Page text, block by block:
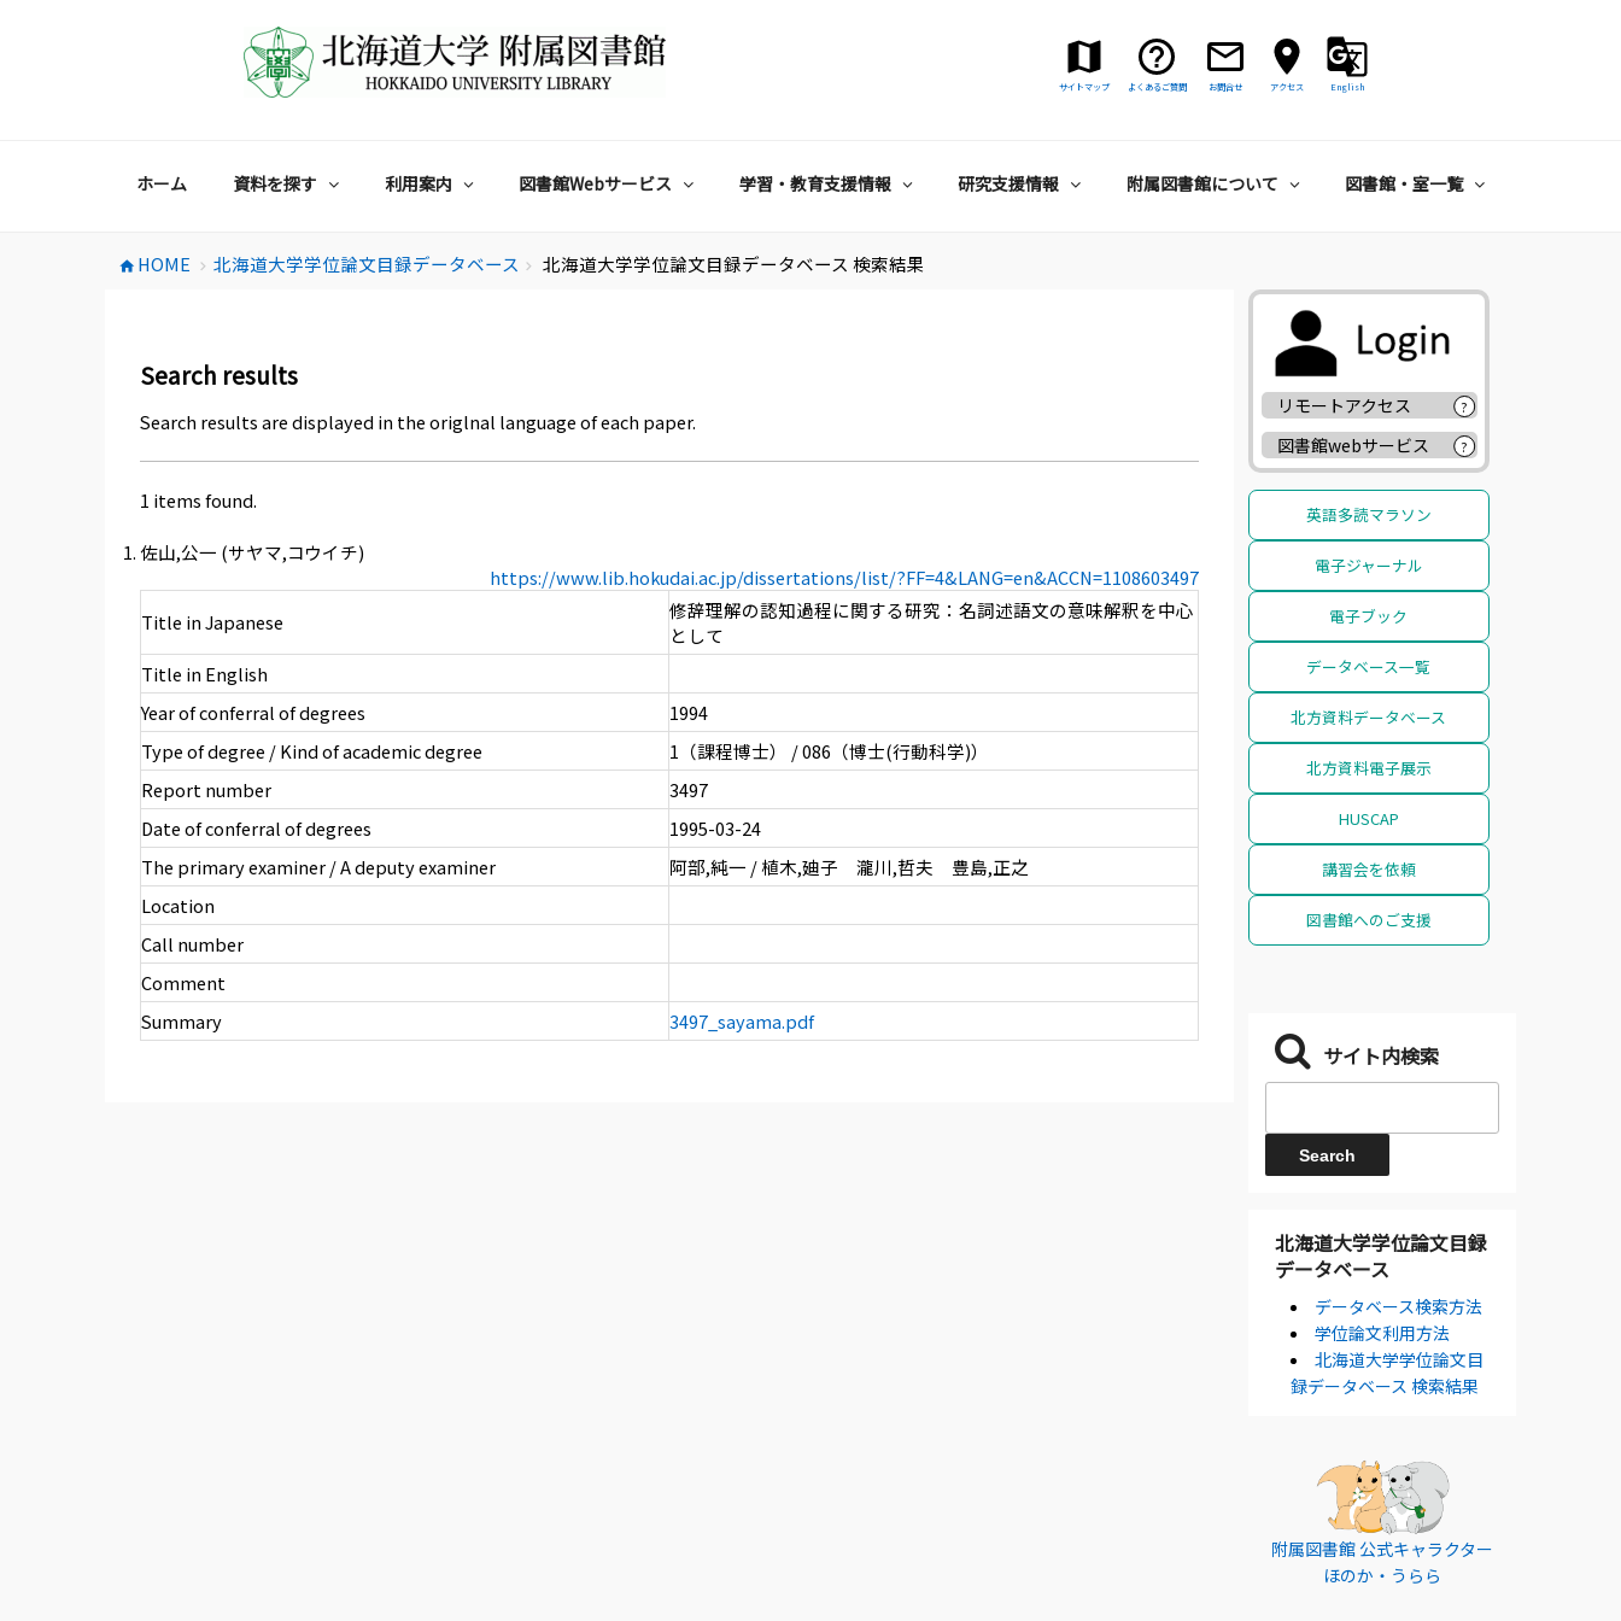
サイトマップ よくあるご質問 お問合せ アクセス English
ホーム 資料を探す 利用案内 図書館Webサービス 学習・教育支援情報 研究支援情報 附属図書館について 図書館・室一覧
home HOME chevron_right 北海道大学学位論文目録データベース chevron_right 北海道大学学位論文目録データベース 検索結果
Search results
Search results are displayed in the origlnal language of each paper.
1 items found.
佐山,公一 (サヤマ,コウイチ)
https://www.lib.hokudai.ac.jp/dissertations/list/?FF=4&LANG=en&ACCN=1108603497
Title in Japanese
修辞理解の認知過程に関する研究：名詞述語文の意味解釈を中心
として
Title in English
Year of conferral of degrees
1994
Type of degree / Kind of academic degree
1（課程博士） / 086（博士(行動科学)）
Report number
3497
Date of conferral of degrees
1995-03-24
The primary examiner / A deputy examiner
阿部,純一 / 植木,廸子 瀧川,哲夫 豊島,正之
Location
Call number
Comment
Summary
3497_sayama.pdf
リモートアクセス ?
図書館webサービス ?
英語多読マラソン
電子ジャーナル
電子ブック
データベース一覧
北方資料データベース
北方資料電子展示
HUSCAP
講習会を依頼
図書館へのご支援
サイト内検索
北海道大学学位論文目録
データベース
データベース検索方法
学位論文利用方法
北海道大学学位論文目
録データベース 検索結果
附属図書館 公式キャラクター
ほのか・うらら